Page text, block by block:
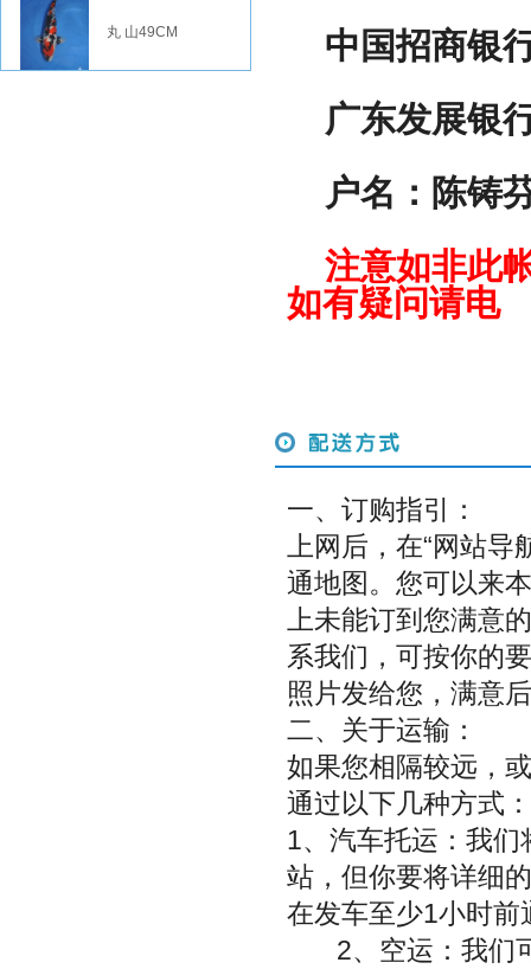
丸 山49CM
中国招商银
广东发展银
户名：陈
注意如非此
如有疑问请
一、订购指引：
上网后，在“网站
通地图。您可以来
上未能订到您满意
系我们，可按你的
照片发给您，满意
二、关于运输：
如果您相隔较远，
通过以下几种方式：
1、汽车托运：我
站，但你要将详细
在发车至少1小时前
2、空运：我们可